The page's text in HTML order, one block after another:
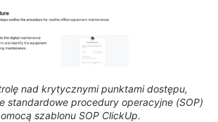
nad krytycznymi punktami dostępu,
standardowe procedury operacyjne (SOP)
szablonu SOP ClickUp.